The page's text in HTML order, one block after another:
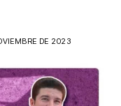
DE 2023